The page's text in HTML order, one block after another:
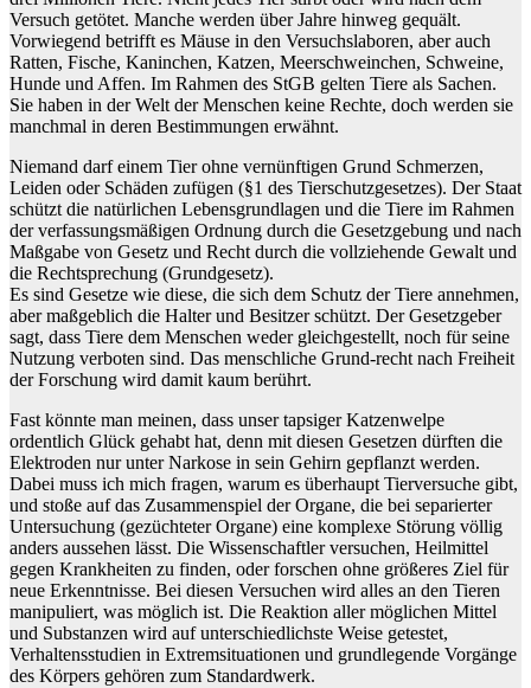
Versuch getötet. Manche werden über Jahre hinweg gequält.
Vorwiegend betrifft es Mäuse in den Versuchslaboren, aber auch
Ratten, Fische, Kaninchen, Katzen, Meerschweinchen, Schweine,
Hunde und Affen. Im Rahmen des StGB gelten Tiere als Sachen.
Sie haben in der Welt der Menschen keine Rechte, doch werden sie
manchmal in deren Bestimmungen erwähnt.
Niemand darf einem Tier ohne vernünftigen Grund Schmerzen,
Leiden oder Schäden zufügen (§1 des Tierschutzgesetzes). Der Staat
schützt die natürlichen Lebensgrundlagen und die Tiere im Rahmen
der verfassungsmäßigen Ordnung durch die Gesetzgebung und nach
Maßgabe von Gesetz und Recht durch die vollziehende Gewalt und
die Rechtsprechung (Grundgesetz).
Es sind Gesetze wie diese, die sich dem Schutz der Tiere annehmen,
aber maßgeblich die Halter und Besitzer schützt. Der Gesetzgeber
sagt, dass Tiere dem Menschen weder gleichgestellt, noch für seine
Nutzung verboten sind. Das menschliche Grund-recht nach Freiheit
der Forschung wird damit kaum berührt.
Fast könnte man meinen, dass unser tapsiger Katzenwelpe
ordentlich Glück gehabt hat, denn mit diesen Gesetzen dürften die
Elektroden nur unter Narkose in sein Gehirn gepflanzt werden.
Dabei muss ich mich fragen, warum es überhaupt Tierversuche gibt,
und stoße auf das Zusammenspiel der Organe, die bei separierter
Untersuchung (gezüchteter Organe) eine komplexe Störung völlig
anders aussehen lässt. Die Wissenschaftler versuchen, Heilmittel
gegen Krankheiten zu finden, oder forschen ohne größeres Ziel für
neue Erkenntnisse. Bei diesen Versuchen wird alles an den Tieren
manipuliert, was möglich ist. Die Reaktion aller möglichen Mittel
und Substanzen wird auf unterschiedlichste Weise getestet,
Verhaltensstudien in Extremsituationen und grundlegende Vorgänge
des Körpers gehören zum Standardwerk.